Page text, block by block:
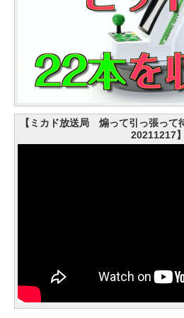
【ミカド放送局 煽って引っ張っ
20211217】